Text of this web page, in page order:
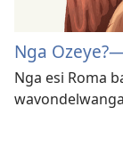
Nga
Nga esi Roma